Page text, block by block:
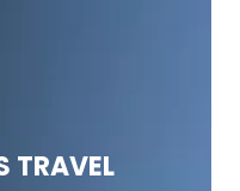
TRAVEL